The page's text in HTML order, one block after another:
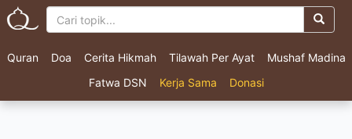
Quran Doa Cerita Hikmah Tilawah Per Ayat
Mushaf Madina
Fatwa DSN
Kerja Sama Donasi